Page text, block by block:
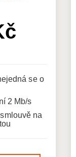
se o
2 Mb/s
na